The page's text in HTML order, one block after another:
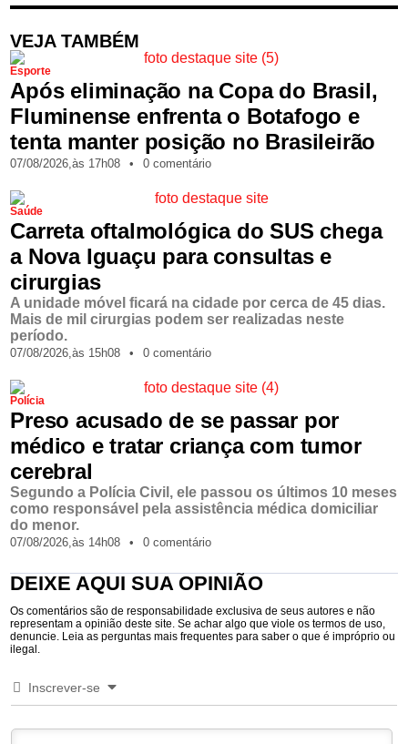
VEJA TAMBÉM
Esporte
Após eliminação na Copa do Brasil,
Fluminense enfrenta o Botafogo e
tenta manter posição no Brasileirão
07/08/2026,às 17h08 • 0 comentário
Saúde
Carreta oftalmológica do SUS chega
a Nova Iguaçu para consultas e
cirurgias
A unidade móvel ficará na cidade por cerca de 45 dias.
Mais de mil cirurgias podem ser realizadas neste
período.
07/08/2026,às 15h08 • 0 comentário
Polícia
Preso acusado de se passar por
médico e tratar criança com tumor
cerebral
Segundo a Polícia Civil, ele passou os últimos 10 meses
como responsável pela assistência médica domiciliar
do menor.
07/08/2026,às 14h08 • 0 comentário
DEIXE AQUI SUA OPINIÃO
Os comentários são de responsabilidade exclusiva de seus autores e não
representam a opinião deste site. Se achar algo que viole os termos de uso,
denuncie. Leia as perguntas mais frequentes para saber o que é impróprio ou
ilegal.
Inscrever-se